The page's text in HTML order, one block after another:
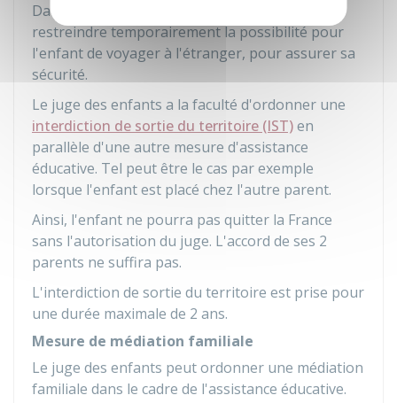
Dans certaines situations, le juge peut
restreindre temporairement la possibilité pour
l'enfant de voyager à l'étranger, pour assurer sa
sécurité.
Le juge des enfants a la faculté d'ordonner une
interdiction de sortie du territoire (IST)en
parallèle d'une autre mesure d'assistance
éducative. Tel peut être le cas par exemple
lorsque l'enfant est placé chez l'autre parent.
Ainsi, l'enfant ne pourra pas quitter la France
sans l'autorisation du juge. L'accord de ses 2
parents ne suffira pas.
L'interdiction de sortie du territoire est prise pour
une durée maximale de 2 ans.
Mesure de médiation familiale
Le juge des enfants peut ordonner une médiation
familiale dans le cadre de l'assistance éducative.